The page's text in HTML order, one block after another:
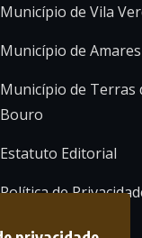
Município de Vila
Município de Amares
Município de Terras
Bouro
Estatuto Editorial
Política de